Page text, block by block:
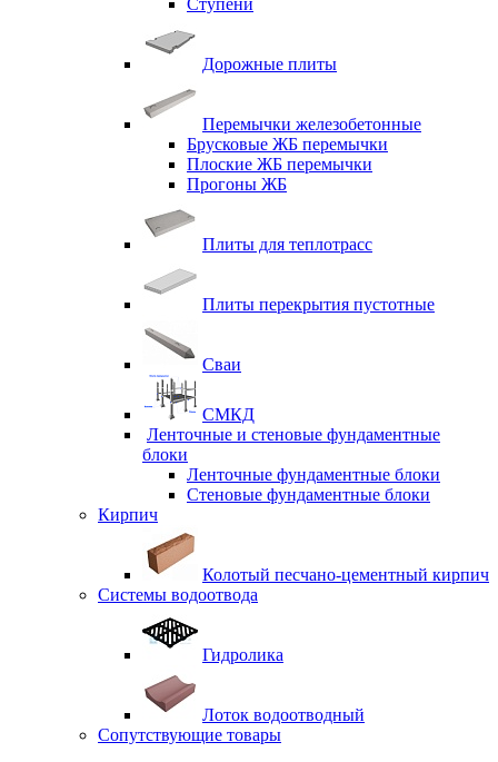
Ступени
Дорожные плиты
Перемычки железобетонные
Брусковые ЖБ перемычки
Плоские ЖБ перемычки
Прогоны ЖБ
Плиты для теплотрасс
Плиты перекрытия пустотные
Сваи
СМКД
Ленточные и стеновые фундаментные
блоки
Ленточные фундаментные блоки
Стеновые фундаментные блоки
Кирпич
Колотый песчано-цементный кирпич
Системы водоотвода
Гидролика
Лоток водоотводный
Сопутствующие товары